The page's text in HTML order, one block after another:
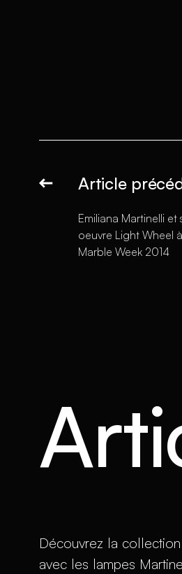
Article
Emiliana Martinelli et
oeuvre Light Wheel
Marble Week 2014
Découvrez la
avec les lampes